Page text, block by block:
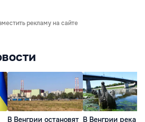
рекламу на сайте
В Венгрии остановят В Венгрии река